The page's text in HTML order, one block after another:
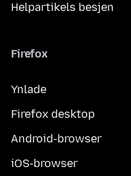
Helpartikels besjen
Firefox
Ynlade
Firefox desktop
Android-browser
iOS-browser